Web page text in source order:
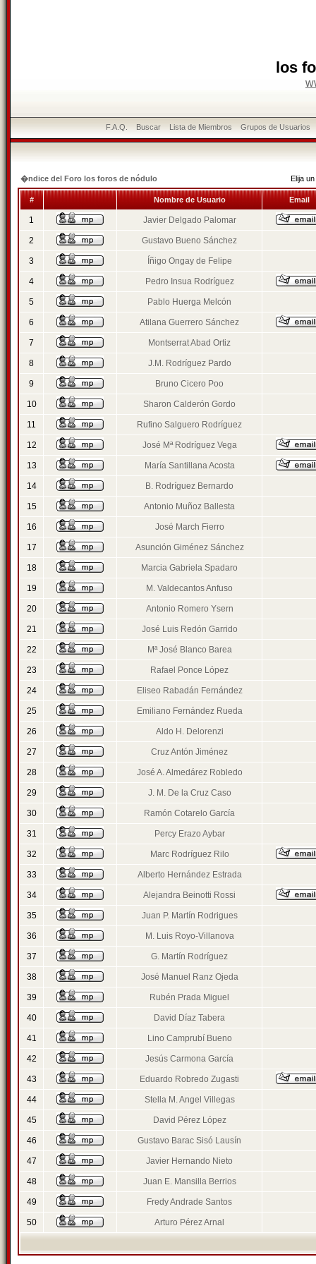
los
F.A.Q. Buscar Lista de Miembros Grupos de Usuarios
�ndice del Foro los foros de nódulo Elija
# Nombre de Usuario Email
1 Javier Delgado Palomar
2 Gustavo Bueno Sánchez
3 Íñigo Ongay de Felipe
4 Pedro Insua Rodríguez
5 Pablo Huerga Melcón
6 Atilana Guerrero Sánchez
7 Montserrat Abad Ortiz
8 J.M. Rodríguez Pardo
9 Bruno Cicero Poo
10 Sharon Calderón Gordo
11 Rufino Salguero Rodríguez
12 José Mª Rodríguez Vega
13 María Santillana Acosta
14 B. Rodríguez Bernardo
15 Antonio Muñoz Ballesta
16 José March Fierro
17 Asunción Giménez Sánchez
18 Marcia Gabriela Spadaro
19 M. Valdecantos Anfuso
20 Antonio Romero Ysern
21 José Luis Redón Garrido
22 Mª José Blanco Barea
23 Rafael Ponce López
24 Eliseo Rabadán Fernández
25 Emiliano Fernández Rueda
26 Aldo H. Delorenzi
27 Cruz Antón Jiménez
28 José A. Almedárez Robledo
29 J. M. De la Cruz Caso
30 Ramón Cotarelo García
31 Percy Erazo Aybar
32 Marc Rodríguez Rilo
33 Alberto Hernández Estrada
34 Alejandra Beinotti Rossi
35 Juan P. Martín Rodrigues
36 M. Luis Royo-Villanova
37 G. Martín Rodríguez
38 José Manuel Ranz Ojeda
39 Rubén Prada Miguel
40 David Díaz Tabera
41 Lino Camprubí Bueno
42 Jesús Carmona García
43 Eduardo Robredo Zugasti
44 Stella M. Angel Villegas
45 David Pérez López
46 Gustavo Barac Sisó Lausín
47 Javier Hernando Nieto
48 Juan E. Mansilla Berrios
49 Fredy Andrade Santos
50 Arturo Pérez Arnal